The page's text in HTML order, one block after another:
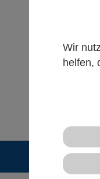
Wir
helfen,